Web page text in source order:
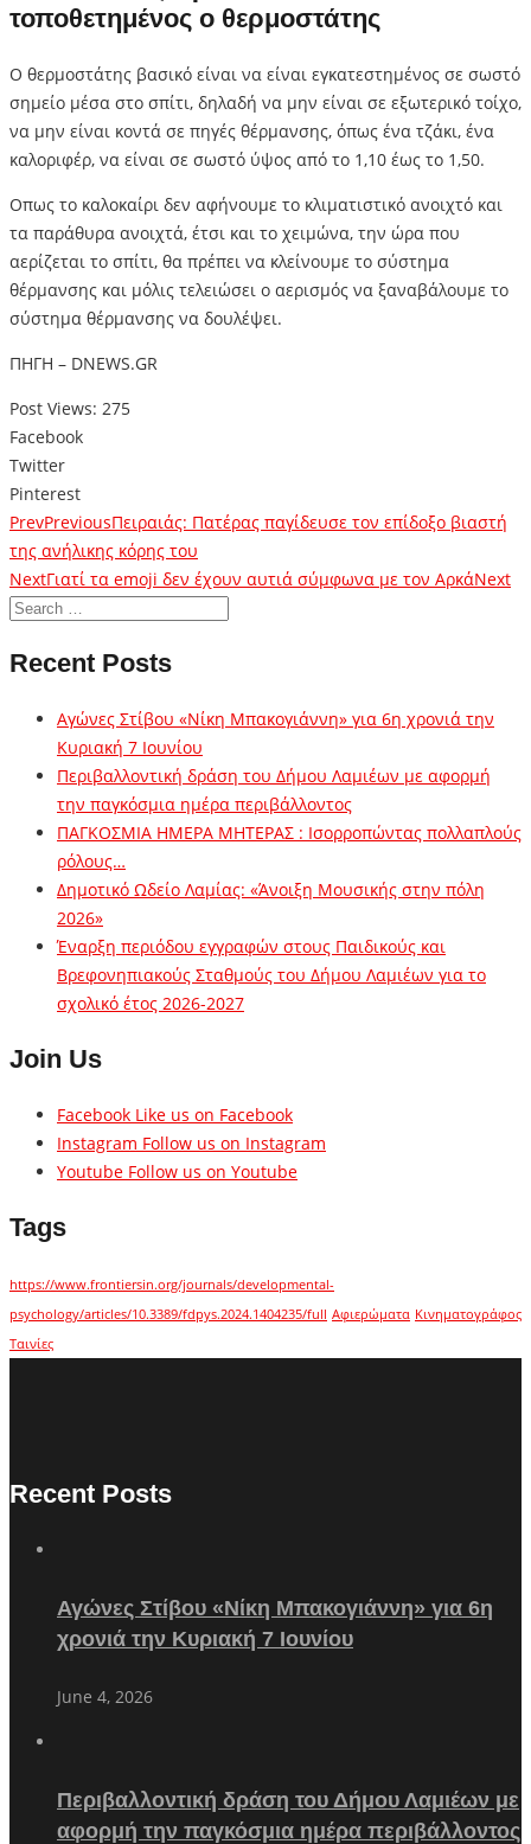
τοποθετημένος ο θερμοστάτης
Ο θερμοστάτης βασικό είναι να είναι εγκατεστημένος σε σωστό
σημείο μέσα στο σπίτι, δηλαδή να μην είναι σε εξωτερικό τοίχο,
να μην είναι κοντά σε πηγές θέρμανσης, όπως ένα τζάκι, ένα
καλοριφέρ, να είναι σε σωστό ύψος από το 1,10 έως το 1,50.
Οπως το καλοκαίρι δεν αφήνουμε το κλιματιστικό ανοιχτό και
τα παράθυρα ανοιχτά, έτσι και το χειμώνα, την ώρα που
αερίζεται το σπίτι, θα πρέπει να κλείνουμε το σύστημα
θέρμανσης και μόλις τελειώσει ο αερισμός να ξαναβάλουμε το
σύστημα θέρμανσης να δουλέψει.
ΠΗΓΗ – DNEWS.GR
Post Views: 275
Facebook
Twitter
Pinterest
PrevPreviousΠειραιάς: Πατέρας παγίδευσε τον επίδοξο βιαστή
της ανήλικης κόρης του
NextΓιατί τα emoji δεν έχουν αυτιά σύμφωνα με τον ΑρκάNext
Recent Posts
Αγώνες Στίβου «Νίκη Μπακογιάννη» για 6η χρονιά την
Κυριακή 7 Ιουνίου
Περιβαλλοντική δράση του Δήμου Λαμιέων με αφορμή
την παγκόσμια ημέρα περιβάλλοντος
ΠΑΓΚΟΣΜΙΑ ΗΜΕΡΑ ΜΗΤΕΡΑΣ : Ισορροπώντας πολλαπλούς
ρόλους…
Δημοτικό Ωδείο Λαμίας: «Άνοιξη Μουσικής στην πόλη
2026»
Έναρξη περιόδου εγγραφών στους Παιδικούς και
Βρεφονηπιακούς Σταθμούς του Δήμου Λαμιέων για το
σχολικό έτος 2026-2027
Join Us
Facebook Like us on Facebook
Instagram Follow us on Instagram
Youtube Follow us on Youtube
Tags
https://www.frontiersin.org/journals/developmental-
psychology/articles/10.3389/fdpys.2024.1404235/full Αφιερώματα Κινηματογράφος
Ταινίες
Recent Posts
Αγώνες Στίβου «Νίκη Μπακογιάννη» για 6η
χρονιά την Κυριακή 7 Ιουνίου
June 4, 2026
Περιβαλλοντική δράση του Δήμου Λαμιέων με
αφορμή την παγκόσμια ημέρα περιβάλλοντος